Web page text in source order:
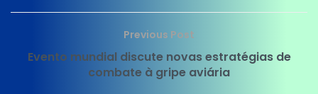
Previous Post
Evento mundial discute novas estratégias de
combate à gripe aviária